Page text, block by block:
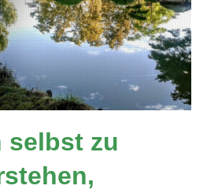
selbst zu